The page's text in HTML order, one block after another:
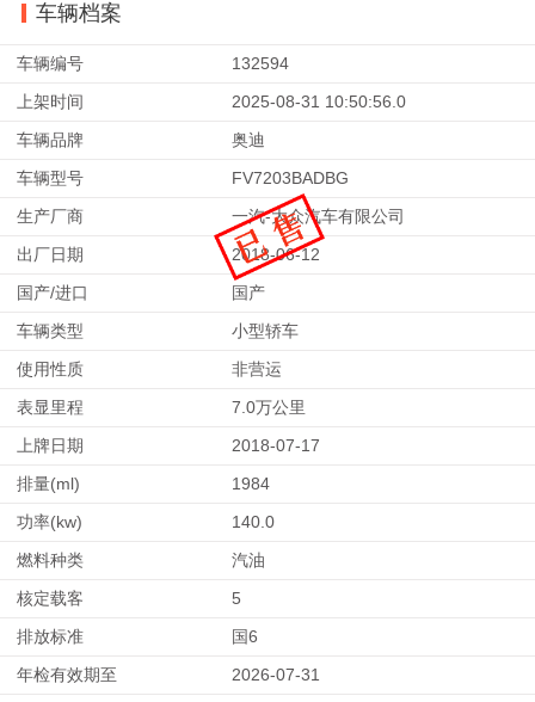
车辆档案
车辆编号
132594
上架时间
2025-08-31 10:50:56.0
车辆品牌
奥迪
车辆型号
FV7203BADBG
生产厂商
一汽-大众汽车有限公司
出厂日期
2018-06-12
国产/进口
国产
车辆类型
小型轿车
使用性质
非营运
表显里程
7.0万公里
上牌日期
2018-07-17
排量(ml)
1984
功率(kw)
140.0
燃料种类
汽油
核定载客
5
排放标准
国6
年检有效期至
2026-07-31